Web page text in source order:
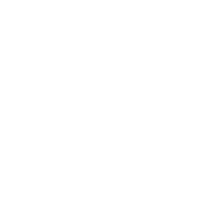
d'emploi